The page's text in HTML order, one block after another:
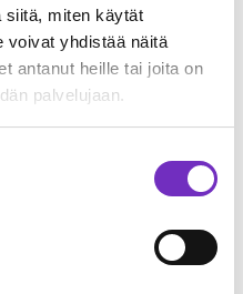
siitä, miten käytät
voivat yhdistää näitä
antanut heille tai joita on
palvelujaan.